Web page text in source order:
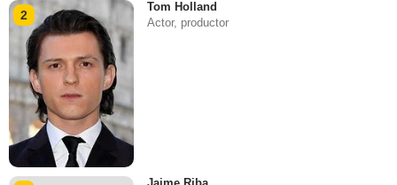
2
Tom Holland
Actor, productor